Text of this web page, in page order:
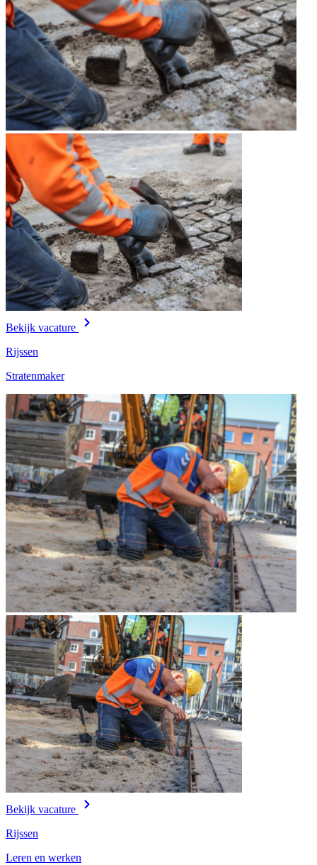
Bekijk vacature
Rijssen
Stratenmaker
Bekijk vacature
Rijssen
Leren en werken